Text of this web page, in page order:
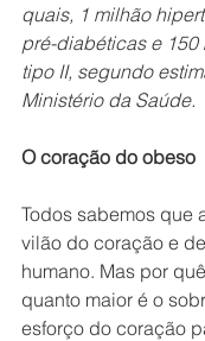
quais, 1 milhão
pré-diabéticas e
tipo II, segundo
Ministério da Saúde.
O coração do obeso
Todos sabemos que
vilão do coração e
humano. Mas por
quanto maior é o
esforço do coração